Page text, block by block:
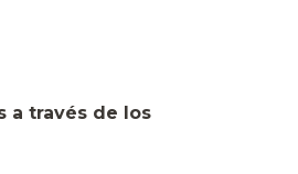
a través de los